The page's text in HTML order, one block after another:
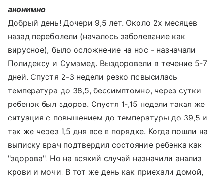
анонимно
Добрый день! Дочери 9,5 лет. Около 2х месяцев
назад переболели (началось заболевание как
вирусное), было осложнение на нос - назначали
Полидексу и Сумамед. Выздоровели в течение 5-7
дней. Спустя 2-3 недели резко повысилась
температура до 38,5, бессимптомно, через сутки
ребенок был здоров. Спустя 1-,15 недели такая же
ситуация с повышением до температуры до 39,5 и
так же через 1,5 дня все в порядке. Когда пошли на
выписку врач подтвердил состояние ребенка как
"здорова". Но на всякий случай назначили анализ
крови и мочи. В тот же день как приехали домой,